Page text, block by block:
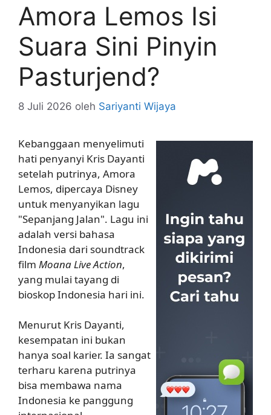
Amora Lemos Isi
Suara Sini Pinyin
Pasturjend?
8 Juli 2026 oleh Sariyanti Wijaya
Kebanggaan menyelimuti
hati penyanyi Kris Dayanti
setelah putrinya, Amora
Lemos, dipercaya Disney
untuk menyanyikan lagu
"Sepanjang Jalan". Lagu ini
adalah versi bahasa
Indonesia dari soundtrack
film Moana Live Action,
yang mulai tayang di
bioskop Indonesia hari ini.
Menurut Kris Dayanti,
kesempatan ini bukan
hanya soal karier. Ia sangat
terharu karena putrinya
bisa membawa nama
Indonesia ke panggung